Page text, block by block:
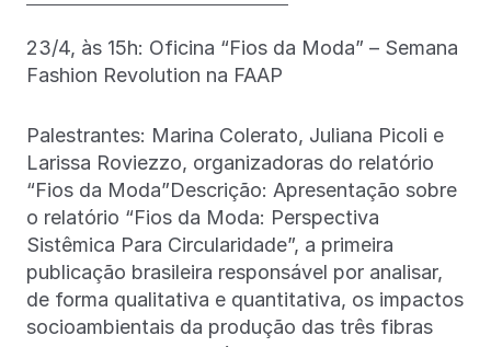
23/4, às 15h: Oficina “Fios da Moda” – Semana
Fashion Revolution na FAAP
Palestrantes: Marina Colerato, Juliana Picoli e
Larissa Roviezzo, organizadoras do relatório
“Fios da Moda”Descrição: Apresentação sobre
o relatório “Fios da Moda: Perspectiva
Sistêmica Para Circularidade”, a primeira
publicação brasileira responsável por analisar,
de forma qualitativa e quantitativa, os impactos
socioambientais da produção das três fibras